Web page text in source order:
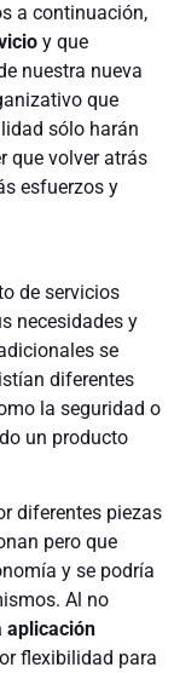
a continuación,
y que
nuestra nueva
que
sólo harán
que volver atrás
esfuerzos y
de servicios
necesidades y
se
diferentes
la seguridad o
un producto
diferentes piezas
pero que
y se podría
Al no
aplicación
flexibilidad para